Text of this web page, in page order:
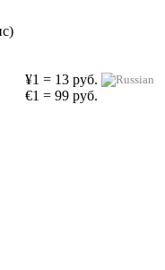
¥1 = 13 руб.
€1 = 99 руб.